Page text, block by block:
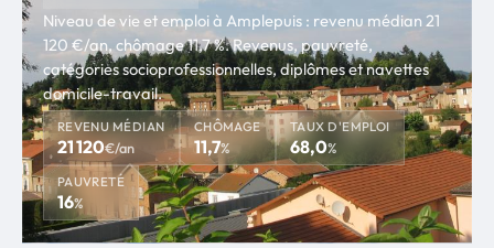
Niveau de vie et emploi à Amplepuis : revenu médian 21
120 €/an, chômage 11,7 %. Revenus, pauvreté,
catégories socioprofessionnelles, diplômes et navettes
domicile-travail.
REVENU MÉDIAN
21 120€/an
CHÔMAGE
11,7%
TAUX D'EMPLOI
68,0%
PAUVRETÉ
16%